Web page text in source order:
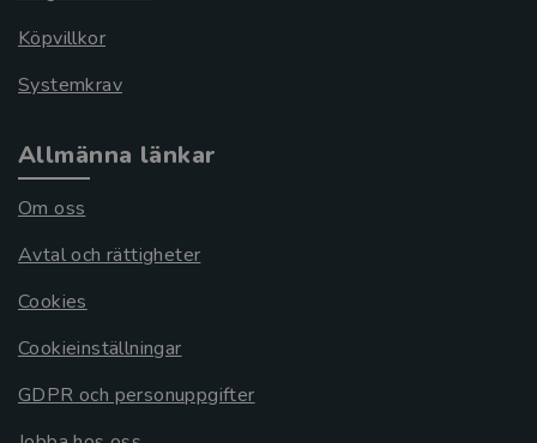
Köpvillkor
Systemkrav
Allmänna länkar
Om oss
Avtal och rättigheter
Cookies
Cookieinställningar
GDPR och personuppgifter